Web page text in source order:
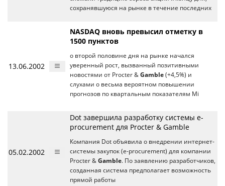
сохранявшуюся на рынке в течение последних
13.06.2002
NASDAQ вновь превысил отметку в
1500 пунктов
о второй половине дня на рынке начался
уверенный рост, вызванный позитивными
новостями от Procter & Gamble (+4,5%) и
слухами о весьма вероятном повышении
прогнозов по квартальным показателям Mi
05.02.2002
Dot завершила разработку системы e-
procurement для Procter & Gamble
Компания Dot объявила о внедрении интернет-
системы закупок (e-procurement) для компании
Procter & Gamble. По заявлению разработчиков,
созданная система предполагает возможность
прямой работы